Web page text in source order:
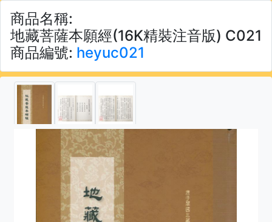
商品名稱:
地藏菩薩本願經(16K精裝注音版) C021
商品編號: heyuc021